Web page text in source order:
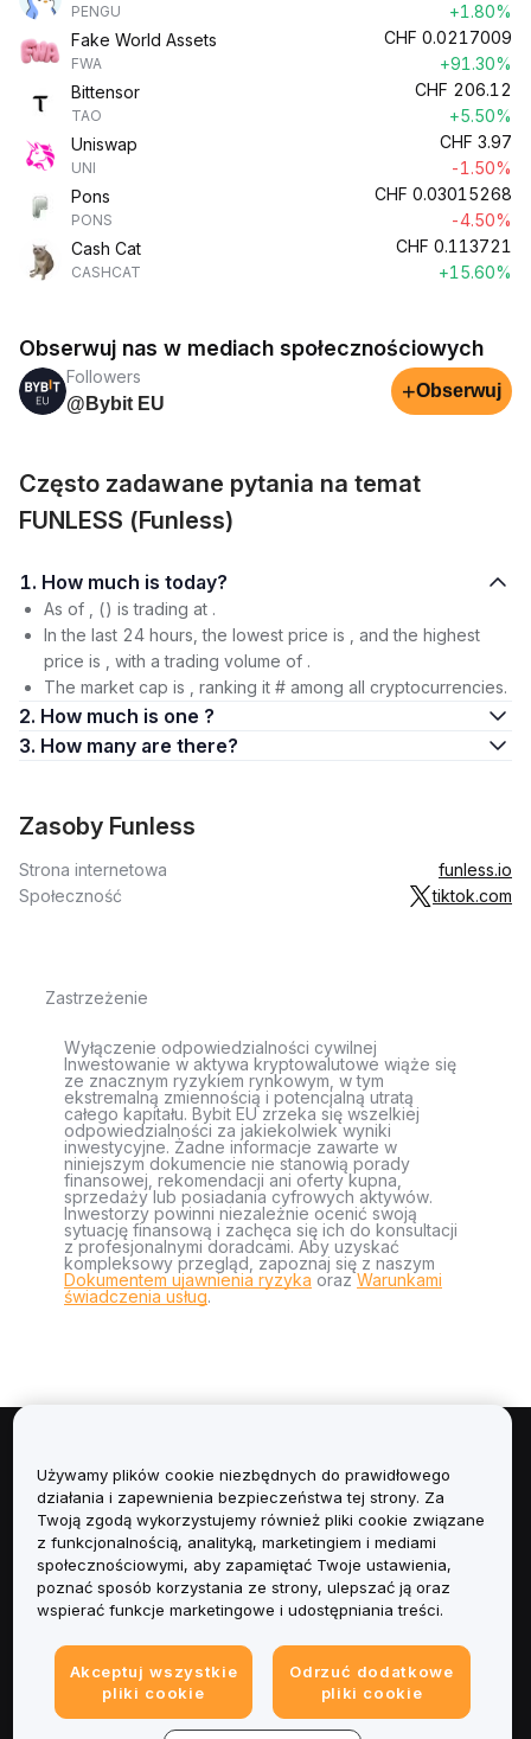
PENGU
+1.80%
Fake World Assets
FWA
CHF 0.0217009
+91.30%
Bittensor
TAO
CHF 206.12
+5.50%
Uniswap
UNI
CHF 3.97
-1.50%
Pons
PONS
CHF 0.03015268
-4.50%
Cash Cat
CASHCAT
CHF 0.113721
+15.60%
Obserwuj nas w mediach społecznościowych
Followers
@Bybit EU
+Obserwuj
Często zadawane pytania na temat
FUNLESS (Funless)
1. How much is today?
As of , () is trading at .
In the last 24 hours, the lowest price is , and the highest
price is , with a trading volume of .
The market cap is , ranking it # among all cryptocurrencies.
2. How much is one ?
3. How many are there?
Zasoby Funless
Strona internetowa
funless.io
Społeczność
tiktok.com
Zastrzeżenie
Wyłączenie odpowiedzialności cywilnej
Inwestowanie w aktywa kryptowalutowe wiąże się
ze znacznym ryzykiem rynkowym, w tym
ekstremalną zmiennością i potencjalną utratą
całego kapitału. Bybit EU zrzeka się wszelkiej
odpowiedzialności za jakiekolwiek wyniki
inwestycyjne. Żadne informacje zawarte w
niniejszym dokumencie nie stanowią porady
finansowej, rekomendacji ani oferty kupna,
sprzedaży lub posiadania cyfrowych aktywów.
Inwestorzy powinni niezależnie ocenić swoją
sytuację finansową i zachęca się ich do konsultacji
z profesjonalnymi doradcami. Aby uzyskać
kompleksowy przegląd, zapoznaj się z naszym
Dokumentem ujawnienia ryzyka orazWarunkami
świadczenia usług.
Informacje
Usługi
Obsługa Klienta
Informacje prawne
Używamy plików cookie niezbędnych do prawidłowego
działania i zapewnienia bezpieczeństwa tej strony. Za
Twoją zgodą wykorzystujemy również pliki cookie związane
z funkcjonalnością, analityką, marketingiem i mediami
społecznościowymi, aby zapamiętać Twoje ustawienia,
poznać sposób korzystania ze strony, ulepszać ją oraz
wspierać funkcje marketingowe i udostępniania treści.
Akceptuj wszystkie
pliki cookie
Odrzuć dodatkowe
pliki cookie